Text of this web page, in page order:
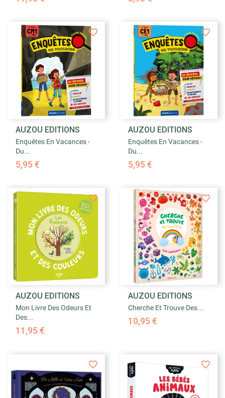
AUZOU EDITIONS
Enquêtes En Vacances -
Du...
5,95 €
AUZOU EDITIONS
Enquêtes En Vacances -
Du...
5,95 €
AUZOU EDITIONS
Mon Livre Des Odeurs Et
Des...
11,95 €
AUZOU EDITIONS
Cherche Et Trouve Des...
10,95 €